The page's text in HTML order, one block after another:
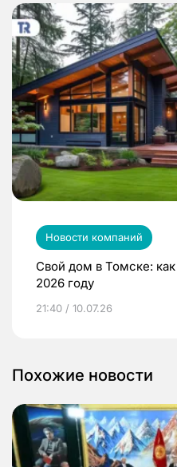
Новости компаний
Свой дом в Томске:
2026 году
21:40 / 10.07.26
Похожие новости